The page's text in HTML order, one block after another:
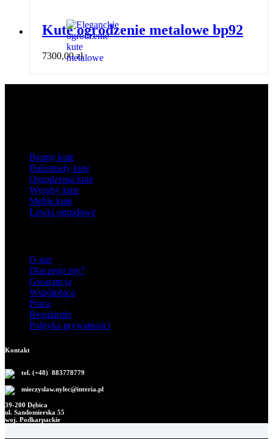
Kute ogrodzenie metalowe bp92
7300,00zł
Bramy kute
Balustrady kute
Ogrodzenia kute
Wyroby kute
Meble kute
Ławki ogrodowe
O nas
Dlaczego my?
Gwarancja
Współpraca
Praca
Regulamin
Polityka prywatności
Kontakt
tel. (+48) 883778779
mieczyslaw.nylec@interia.pl
39-200 Dębica
ul. Sandomierska 55
woj. Podkarpackie